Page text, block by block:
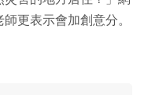
更表示會加創意分。